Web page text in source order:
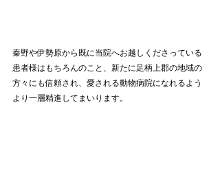
秦野や伊勢原から既に当院へお越しくださっている
患者様はもちろんのこと、新たに足柄上郡の地域の
方々にも信頼され、愛される動物病院になれるよう
より一層精進してまいります。